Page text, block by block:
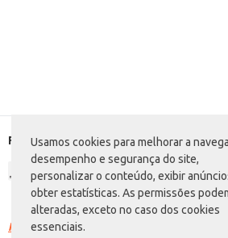
Usamos cookies para melhorar a
desempenho e segurança do site,
personalizar o conteúdo, exibir
obter estatísticas. As permissões
alteradas, exceto no caso dos cookies
essenciais.
Formas de pagamento
Racismo é crime. Denuncie. Disque 100